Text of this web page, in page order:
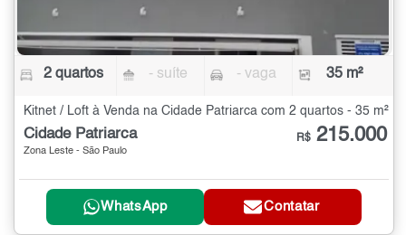
2 quartos - suíte - vaga 35 m²
Kitnet / Loft à Venda na Cidade Patriarca com 2 quartos - 35 m²
Cidade Patriarca
Zona Leste - São Paulo
R$ 215.000
WhatsApp Contatar